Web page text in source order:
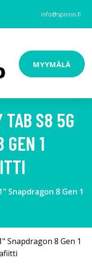
info@spinno.fi
MYYMÄLÄ
TAB S8 5G
GEN 1
Snapdragon 8 Gen 1